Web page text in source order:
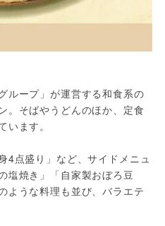
ループ」が運営する和食系の
。そばやうどんのほか、定食
ます。
4点盛り」など、サイドメニュ
塩焼き」「自家製おぼろ豆
ような料理も並び、バラエテ